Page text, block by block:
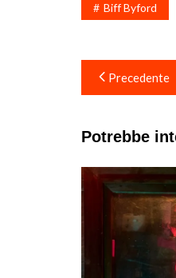
Biff Byford
articoli
Precedente
Potrebbe